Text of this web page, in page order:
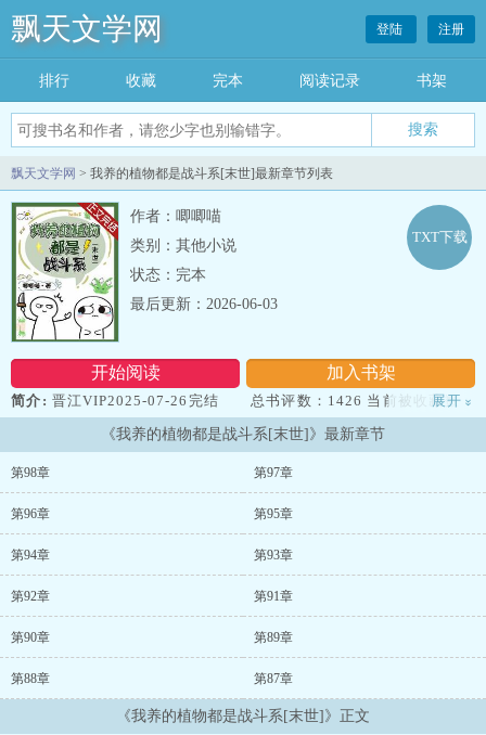
飘天文学网 登陆 注册
排行 收藏 完本 阅读记录 书架
飘天文学网 > 我养的植物都是战斗系[末世]最新章节列表
作者：唧唧喵
类别：其他小说
状态：完本
开始阅读 加入书架
TXT下载
最后更新：2026-06-03
简介: 晋江VIP2025-07-26完结 总书评数：1426 当前被收藏数：
9477 营养液数：3594 文章积分：179,963,840 简介： 末日
来临，没有觉醒异能的程知屿绑定了一个有空间的系统。 他在系
统的指引下，在空间里开始种植，只不过……他种的东西怎么越长越
是木系异能，难免有些轻视。 要知道，所有异能里，木系是觉醒
的最多的，也是最弱的，通常就是催化一下植物之类的。 直到基
地被丧尸群突袭，程知屿释放出一株红色的草，这草“弱柳扶风”，一
阵微风都能把它给吹歪。 众人：他是来搞笑的吧？ 结果那株
红色的草忽然胀大，并且冒出火焰，化作一个巨大的火球，疯狂翻滚
起来，火球所到之处，丧尸全化成了灰。 众人：我去，这他×的是
木系异能？！ 后来他们发现，程知屿不仅有能变成火球的草，还
有能射出冰刀的，能变成气球，载着人飞的…… 众人：麻
了！ —— 程知屿在末世来临时，捡到一只奄奄一息的小狗
崽，他心软之下，收留了对方。 结果狗也被他养的不对劲了，毕
竟谁家狗能长到一人高？ 程知屿：挺好的，末世晚上零下三四十
展开 »
《我养的植物都是战斗系[末世]》最新章节
第98章 第97章
第96章 第95章
第94章 第93章
第92章 第91章
第90章 第89章
第88章 第87章
《我养的植物都是战斗系[末世]》正文